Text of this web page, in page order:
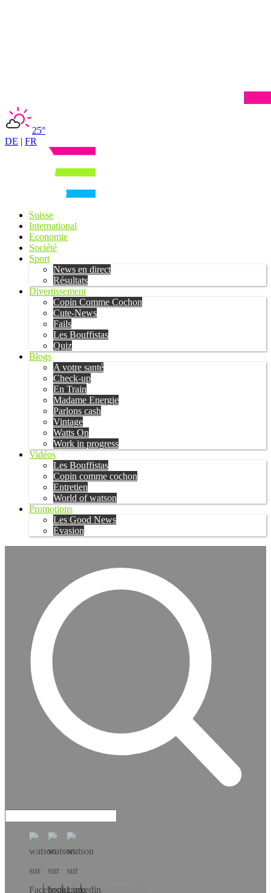
25°
DE | FR
Suisse
International
Economie
Société
Sport
News en direct
Résultats
Divertissement
Copin Comme Cochon
Cute-News
Fails
Les Bouffistas
Quiz
Blogs
A votre santé
Check-up
En Train
Madame Energie
Parlons cash
Vintage
Watts On
Work in progress
Vidéos
Les Bouffistas
Copin comme cochon
Entretien
World of watson
Promotions
Les Good News
Évasion
Téléchargez l’app!